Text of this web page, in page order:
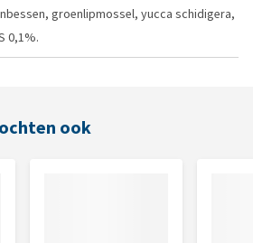
groenlipmossel, yucca schidigera,
0,1%.
ook